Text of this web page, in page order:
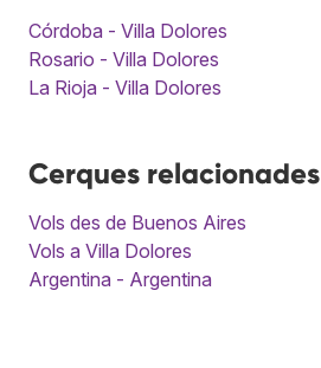
Córdoba - Villa Dolores
Rosario - Villa Dolores
La Rioja - Villa Dolores
Cerques relacionades
Vols des de Buenos Aires
Vols a Villa Dolores
Argentina - Argentina